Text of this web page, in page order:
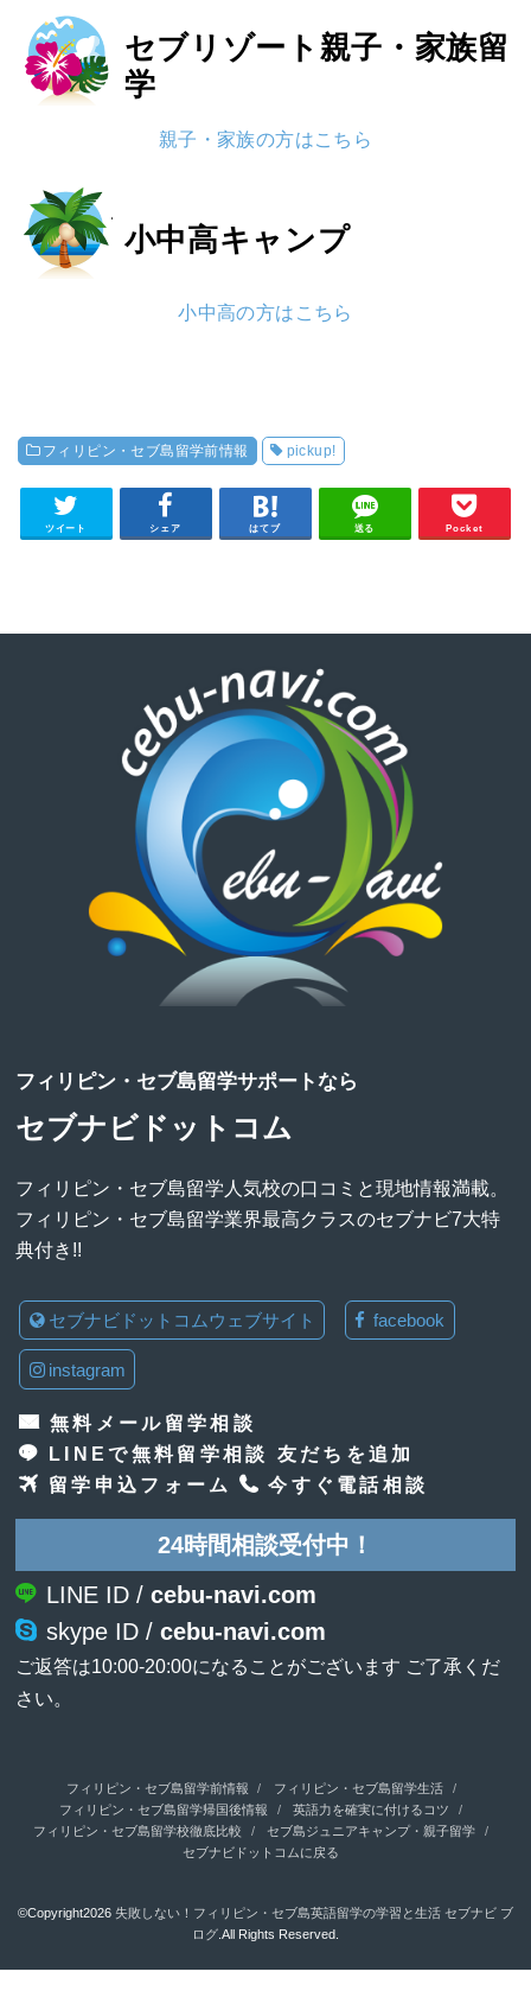
セブリゾート 親子・家族留
学
親子・家族の方はこちら
小中高キャンプ
小中高の方はこちら
フィリピン・セブ島留学前情報 pickup!
ツイート シェア はてブ 送る Pocket
フィリピン・セブ島留学サポートなら
セブナビドットコム
フィリピン・セブ島留学人気校の口コミと現地情報満載。
フィリピン・セブ島留学業界最高クラスのセブナビ7大特
典付き!!
セブナビドットコムウェブサイト facebook
instagram
無料メール留学相談
LINEで無料留学相談 友だちを追加
留学申込フォーム
今すぐ電話相談
24時間相談受付中！
LINE ID /cebu-navi.com
skype ID /cebu-navi.com
ご返答は10:00-20:00になることがございます ご了承くだ
さい。
フィリピン・セブ島留学前情報
フィリピン・セブ島留学生活
フィリピン・セブ島留学帰国後情報
英語力を確実に付けるコツ
フィリピン・セブ島留学校徹底比較
セブ島ジュニアキャンプ・親子留学
セブナビドットコムに戻る
©Copyright2026 失敗しない！フィリピン・セブ島英語留学の学習と生活 セブナビ ブ
ログ.All Rights Reserved.